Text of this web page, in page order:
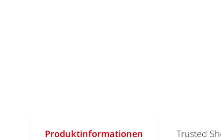
Produktinformationen Trusted